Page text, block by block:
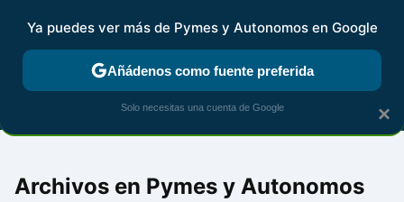
MENÚ NUEVO
FISCALIDAD Y CONTABILIDAD KIT DIGITAL
Archivos en Pymes y Autonomos
×
Ya puedes ver más de Pymes y Autonomos en Google
Añádenos como fuente preferida
Solo necesitas una cuenta de Google